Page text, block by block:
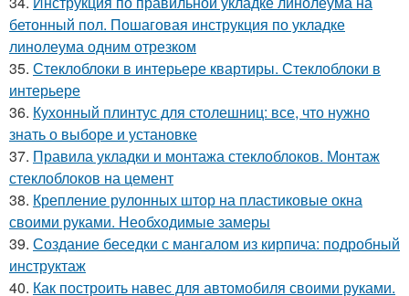
бетонный пол. Пошаговая инструкция по укладке
линолеума одним отрезком
35. Стеклоблоки в интерьере квартиры. Стеклоблоки в
интерьере
36. Кухонный плинтус для столешниц: все, что нужно
знать о выборе и установке
37. Правила укладки и монтажа стеклоблоков. Монтаж
стеклоблоков на цемент
38. Крепление рулонных штор на пластиковые окна
своими руками. Необходимые замеры
39. Создание беседки с мангалом из кирпича: подробный
инструктаж
40. Как построить навес для автомобиля своими руками.